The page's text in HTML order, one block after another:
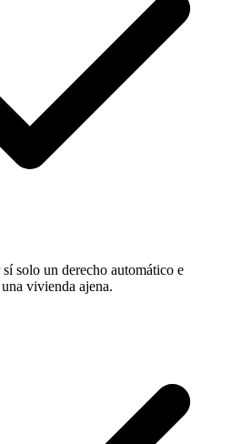
solo un derecho automático e
vivienda ajena.